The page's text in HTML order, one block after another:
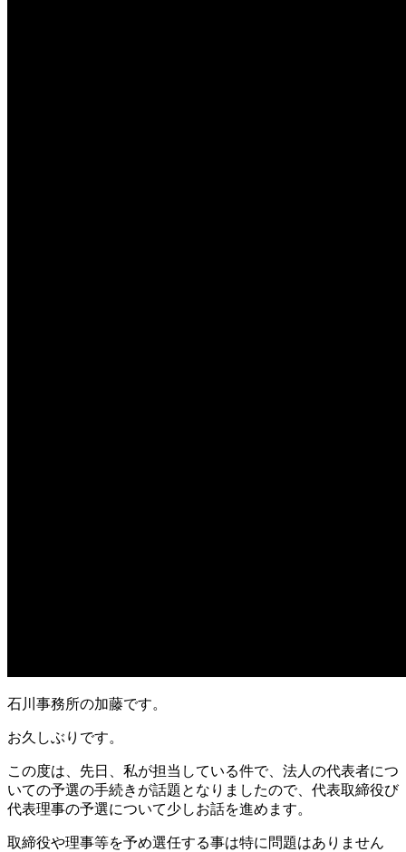
石川事務所の加藤です。
お久しぶりです。
この度は、先日、私が担当している件で、法人の代表者につ
いての予選の手続きが話題となりましたので、代表取締役び
代表理事の予選について少しお話を進めます。
取締役や理事等を予め選任する事は特に問題はありません